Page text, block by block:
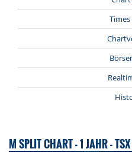
Times
M SPLIT CHART - 1 JAHR - TSX